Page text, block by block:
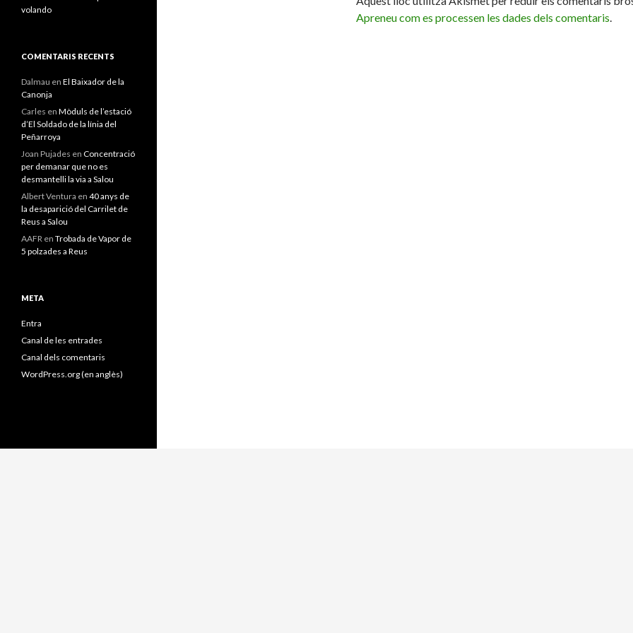
Apreneu com es processen les dades dels comentaris.
volando
COMENTARIS RECENTS
Dalmau en El Baixador de la
Canonja
Carles en Mòduls de l’estació
d’El Soldado de la línia del
Peñarroya
Joan Pujades en Concentració
per demanar que no es
desmantelli la via a Salou
Albert Ventura en 40 anys de
la desaparició del Carrilet de
Reus a Salou
AAFR en Trobada de Vapor de
5 polzades a Reus
META
Entra
Canal de les entrades
Canal dels comentaris
WordPress.org (en anglès)